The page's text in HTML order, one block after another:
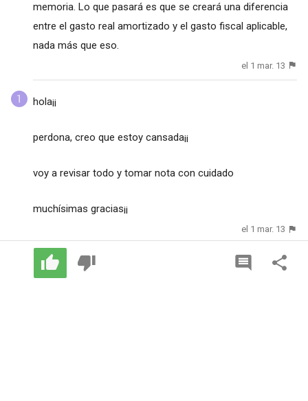
memoria. Lo que pasará es que se creará una diferencia
entre el gasto real amortizado y el gasto fiscal aplicable,
nada más que eso.
el 1 mar. 13
hola¡¡
perdona, creo que estoy cansada¡¡
voy a revisar todo y tomar nota con cuidado
muchísimas gracias¡¡
el 1 mar. 13